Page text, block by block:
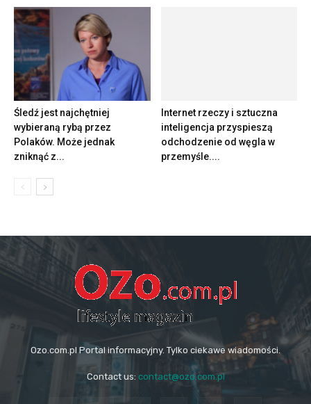
Śledź jest najchętniej
wybieraną rybą przez
Polaków. Może jednak
zniknąć z...
Internet rzeczy i sztuczna
inteligencja przyspieszą
odchodzenie od węgla w
przemyśle....
Ozo.com.pl Portal informacyjny. Tylko ciekawe wiadomości.
Contact us: contact@ozo.com.pl